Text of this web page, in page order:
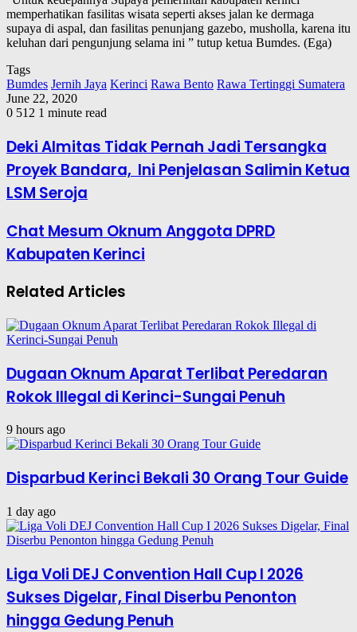
memperhatikan fasilitas wisata seperti akses jalan ke dermaga
supaya di aspal, dan fasilitas penunjang gazebo, musholla, karena itu
keluhan dari pengunjung selama ini ” tutup ketua Bumdes. (Ega)
Tags
Bumdes Jernih Jaya Kerinci Rawa Bento Rawa Tertinggi Sumatera
June 22, 2020
0 512 1 minute read
Deki Almitas Tidak Pernah Jadi Tersangka
Proyek Bandara, Ini Penjelasan Salimin Ketua
LSM Seroja
Chat Mesum Oknum Anggota DPRD
Kabupaten Kerinci
Related Articles
Dugaan Oknum Aparat Terlibat Peredaran
Rokok Illegal di Kerinci-Sungai Penuh
9 hours ago
Disparbud Kerinci Bekali 30 Orang Tour Guide
1 day ago
Liga Voli DEJ Convention Hall Cup I 2026
Sukses Digelar, Final Diserbu Penonton
hingga Gedung Penuh